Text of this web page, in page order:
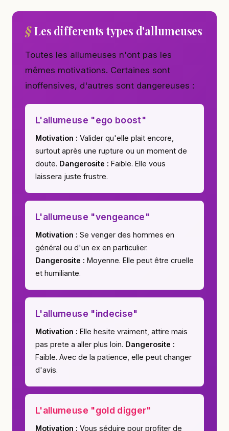
Les differents types d'allumeuses
Toutes les allumeuses n'ont pas les
mêmes motivations. Certaines sont
inoffensives, d'autres sont dangereuses :
L'allumeuse "ego boost"
Motivation : Valider qu'elle plait encore,
surtout après une rupture ou un moment de
doute. Dangerosite : Faible. Elle vous
laissera juste frustre.
L'allumeuse "vengeance"
Motivation : Se venger des hommes en
général ou d'un ex en particulier.
Dangerosite : Moyenne. Elle peut être cruelle
et humiliante.
L'allumeuse "indecise"
Motivation : Elle hesite vraiment, attire mais
pas prete a aller plus loin. Dangerosite :
Faible. Avec de la patience, elle peut changer
d'avis.
L'allumeuse "gold digger"
Motivation : Vous séduire pour profiter de